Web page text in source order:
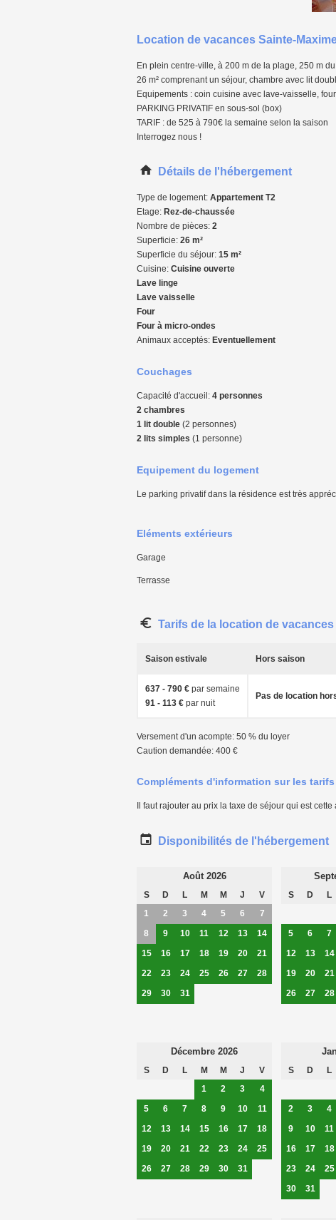
Location de vacances Sainte-
En plein centre-ville, à 200 m de la plage, 250 m
26 m² comprenant un séjour, chambre avec lit
Equipements : coin cuisine avec lave-vaisselle,
PARKING PRIVATIF en sous-sol (box)
TARIF : de 525 à 790€ la semaine selon la saison
Interrogez nous !
Détails de l'hébergement
Type de logement: Appartement T2
Etage: Rez-de-chaussée
Nombre de pièces: 2
Superficie: 26 m²
Superficie du séjour: 15 m²
Cuisine: Cuisine ouverte
Lave linge
Lave vaisselle
Four
Four à micro-ondes
Animaux acceptés: Eventuellement
Couchages
Capacité d'accueil: 4 personnes
2 chambres
1 lit double (2 personnes)
2 lits simples (1 personne)
Equipement du logement
Le parking privatif dans la résidence est très
Eléments extérieurs
Garage
Terrasse
Tarifs de la location de vacances
Saison estivale Hors saison
637 - 790 € par semaine
91 - 113 € par nuit
Pas de location
Versement d'un acompte: 50 % du loyer
Caution demandée: 400 €
Compléments d'information sur les tarifs
Il faut rajouter au prix la taxe de séjour qui est
Disponibilités de l'hébergement
Août 2026
S D L M M J
V
1
2 3 4 5 6
7
8
9 10 11 12 13
14
15
16 17 18 19 20
21
22
23 24 25 26 27
28
29
30 31
S D L
5
6 7
12
13 14
19
20 21
26
27 28
Décembre 2026
S D L M M J
V
1
2 3
4
5
6 7 8 9 10
11
12
13 14 15 16 17
18
19
20 21 22 23 24
25
26
27 28 29 30 31
S D L
2
3 4
9
10 11
16
17 18
23
24 25
30
31